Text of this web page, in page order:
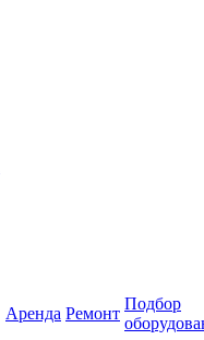
Аренда Ремонт
Подбор